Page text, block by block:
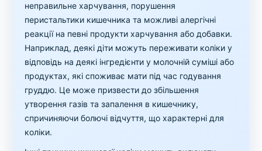
неправильне харчування, порушення
перистальтики кишечника та можливі алергічні
реакції на певні продукти харчування або добавки.
Наприклад, деякі діти можуть переживати коліки у
відповідь на деякі інгредієнти у молочній суміші або
продуктах, які споживає мати під час годування
груддю. Це може призвести до збільшення
утворення газів та запалення в кишечнику,
спричиняючи болючі відчуття, що характерні для
коліки.